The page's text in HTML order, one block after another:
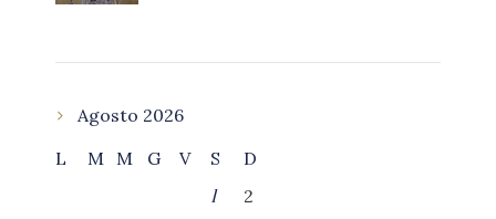
Agosto 2026
L
M M G V S
D
1
2